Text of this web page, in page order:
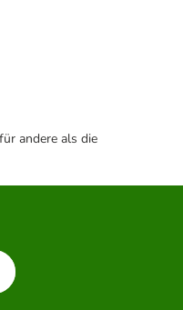
andere als die